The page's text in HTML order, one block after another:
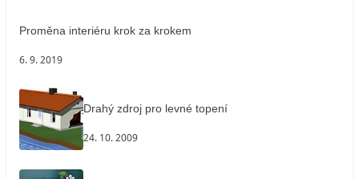
Proměna interiéru krok za krokem
6. 9. 2019
Drahý zdroj pro levné topení
24. 10. 2009